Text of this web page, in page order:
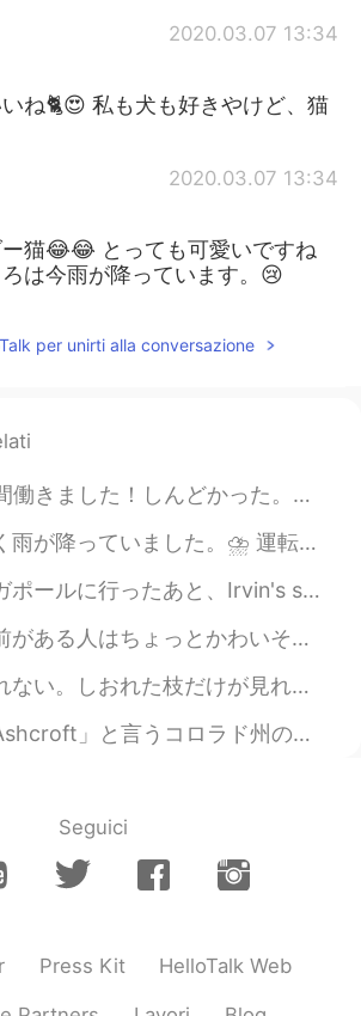
2020.03.07 13:34
ね🐈😍 私も犬も好きやけど、猫
2020.03.07 13:34
ー猫😂😂 とっても可愛いですね
は今雨が降っています。😢
per unirti alla conversazione
です。日曜日はバレンタインデーですね。日本は女性が男性にチョコをあげますね。ぎりチョコも作るべきですね。面倒くさくないですか？ 質...
変でした。😖 「Beef Mami」と言うフィリピンの料理を作りました。🍲 こんな天気には、スープが完璧です！ねぎを入れて良かったです！...
skinをお土産としてくれました。大好きになった。フィリピンにもこれは人気があります。友達か家族はフィリピンに行け...
て、「カレン」のお客様の性格はうんざりだ。できない。。。時々、そんなお客様と話すの後、吐き気がします。🤢 体の疲れに対応できますが心の...
胞が見える。自分を愛するのことを考えるとき、自分用にプレゼントを買うのこととか、サロンに行くのこととか、バスタブでの静かな時間につい...
きました。私にとってこの場所は面白いです。元々、銀の鉱山の町でした。 鉱山労働者は適切なギアなしで働いてました。そして、ろうそく...
Seguici
Press Kit HelloTalk Web